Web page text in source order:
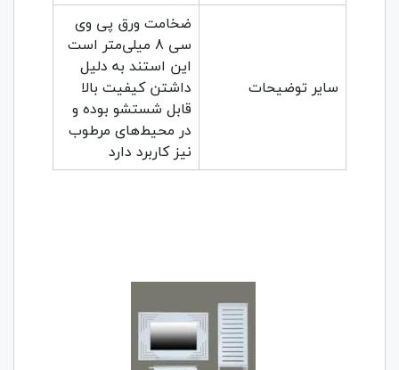
سایر توضیحات
ضخامت ورق پی وی
سی 8 میلی‌متر است
این استند به دلیل
داشتن کیفیت بالا
قابل شستشو بوده و
در محیط‌های مرطوب
نیز کاربرد دارد